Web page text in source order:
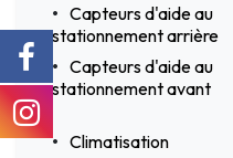
Capteurs d'aide au
stationnement arrière
Capteurs d'aide au
stationnement avant
Climatisation